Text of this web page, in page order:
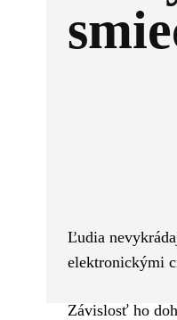
Ľudia
elektronickými
Závislosť ho